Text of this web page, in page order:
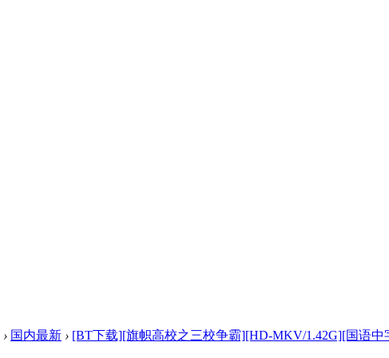
› 国内最新 › [BT下载][旗帜高校之三校争霸][HD-MKV/1.42G][国语中